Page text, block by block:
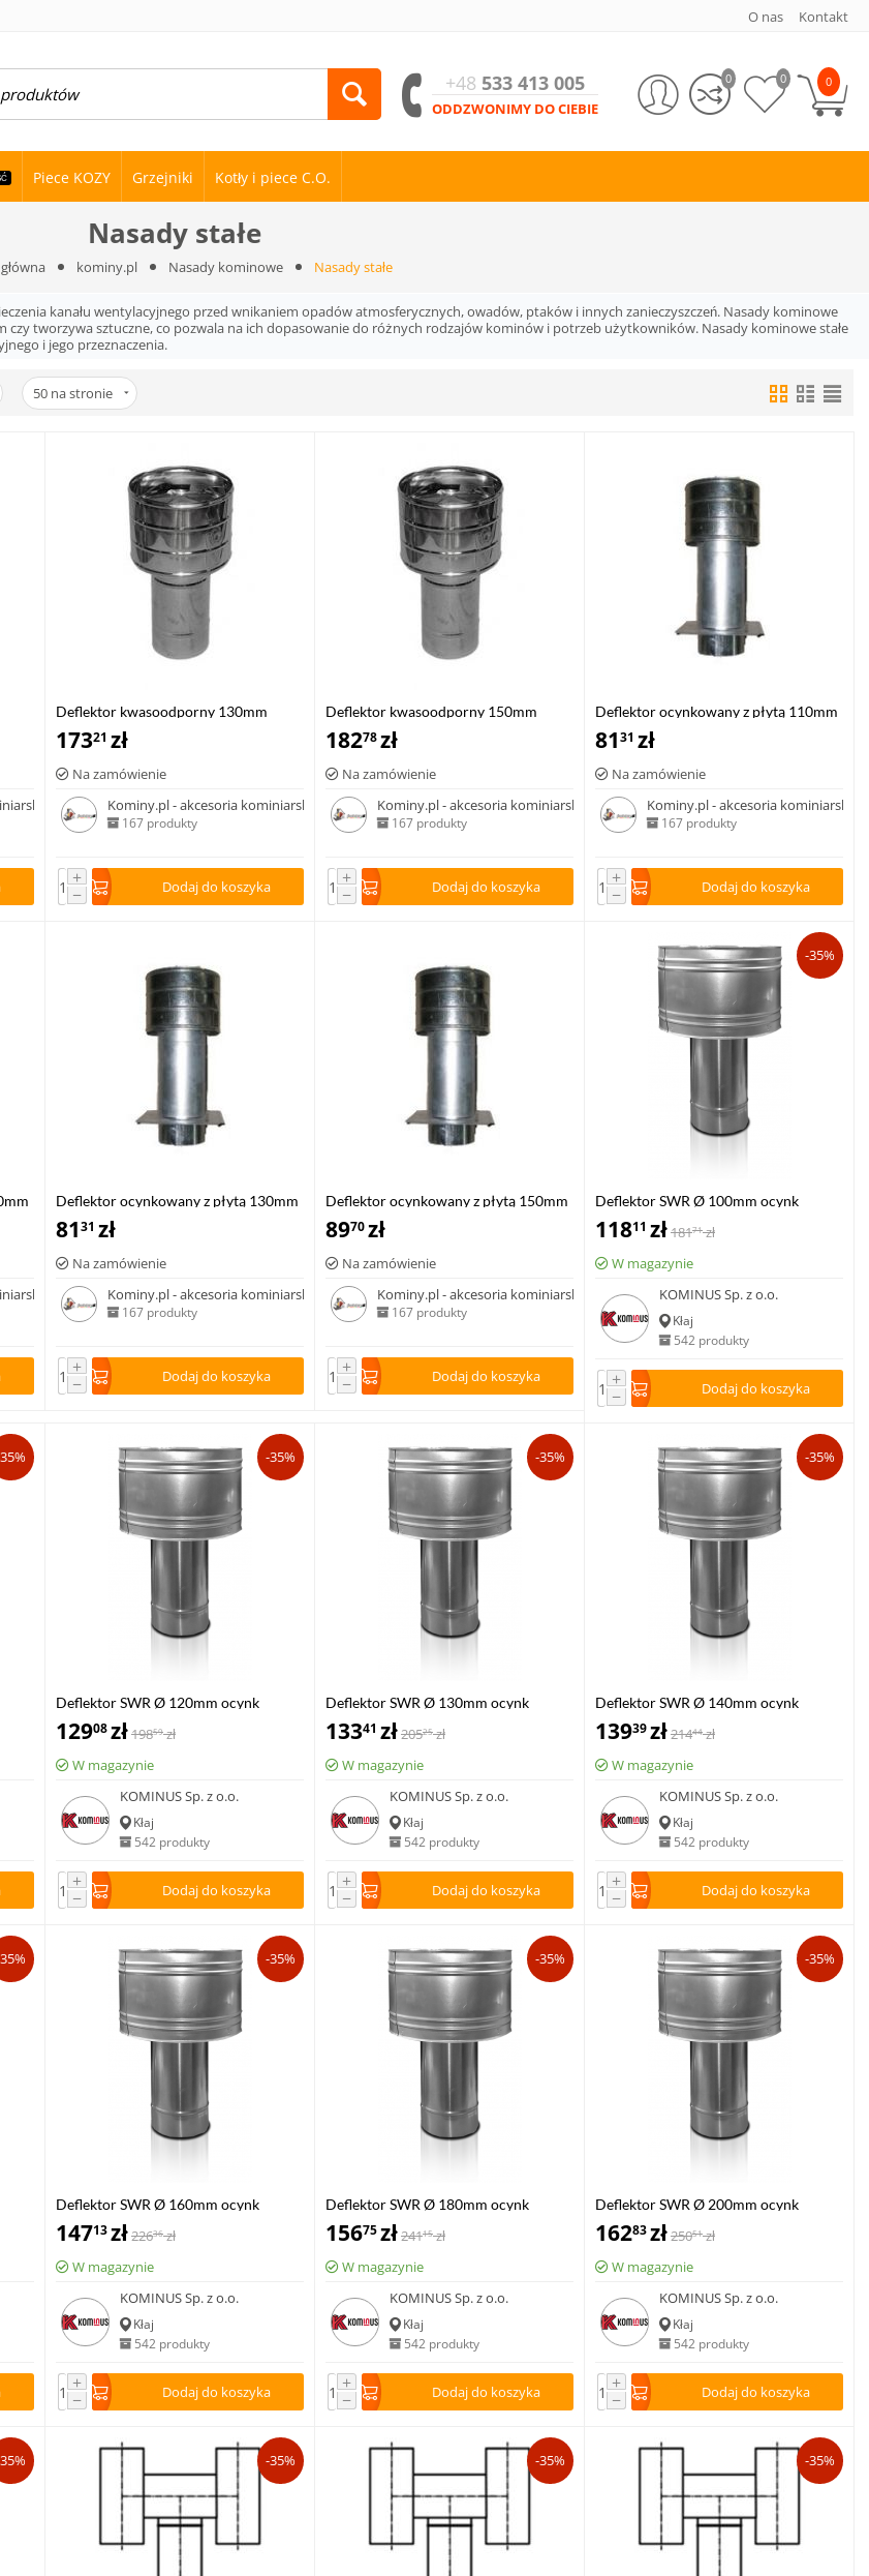
O nas Kontakt
+48 533 413 005
ODDZWONIMY DO CIEBIE
0
0 0
Piece KOZY Grzejniki Kotły i piece C.O.
Nasady stałe
kominy.pl Nasady kominowe Nasady stałe
kanału wentylacyjnego przed wnikaniem opadów atmosferycznych, owadów, ptaków i innych zanieczyszczeń. Nasady kominowe
czy tworzywa sztuczne, co pozwala na ich dopasowanie do różnych rodzajów kominów i potrzeb użytkowników. Nasady kominowe stałe
i jego przeznaczenia.
50 na stronie
Deflektor kwasoodporny 130mm
17321 zł
Na zamówienie
Kominy.pl - akcesoria kominiarskie
167 produkty
+
− Dodaj do koszyka
Deflektor kwasoodporny 150mm
18278zł
Na zamówienie
Kominy.pl - akcesoria kominiarskie
167 produkty
+
− Dodaj do koszyka
Deflektor ocynkowany z płytą 110mm
8131 zł
Na zamówienie
Kominy.pl - akcesoria kominiarskie
167 produkty
+
− Dodaj do koszyka
Deflektor ocynkowany z płytą 130mm
8131 zł
Na zamówienie
Kominy.pl - akcesoria kominiarskie
167 produkty
+
− Dodaj do koszyka
Deflektor ocynkowany z płytą 150mm
8970zł
Na zamówienie
Kominy.pl - akcesoria kominiarskie
167 produkty
+
− Dodaj do koszyka
-35%
Deflektor SWR Ø 100mm ocynk
11811 zł18171 zł
W magazynie
KOMINUS Sp. z o.o.
Kłaj
542 produkty
+
− Dodaj do koszyka
-35%
Deflektor SWR Ø 120mm ocynk
12908zł19859 zł
W magazynie
KOMINUS Sp. z o.o.
Kłaj
542 produkty
+
− Dodaj do koszyka
-35%
Deflektor SWR Ø 130mm ocynk
13341 zł20525 zł
W magazynie
KOMINUS Sp. z o.o.
Kłaj
542 produkty
+
− Dodaj do koszyka
-35%
Deflektor SWR Ø 140mm ocynk
13939zł21444 zł
W magazynie
KOMINUS Sp. z o.o.
Kłaj
542 produkty
+
− Dodaj do koszyka
-35%
Deflektor SWR Ø 160mm ocynk
14713zł22636 zł
W magazynie
KOMINUS Sp. z o.o.
Kłaj
542 produkty
+
− Dodaj do koszyka
-35%
Deflektor SWR Ø 180mm ocynk
15675zł24115 zł
W magazynie
KOMINUS Sp. z o.o.
Kłaj
542 produkty
+
− Dodaj do koszyka
-35%
Deflektor SWR Ø 200mm ocynk
16283zł25051 zł
W magazynie
KOMINUS Sp. z o.o.
Kłaj
542 produkty
+
− Dodaj do koszyka
-35% -35% -35%